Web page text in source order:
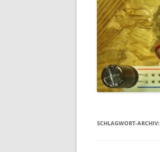
SCHLAGWORT-ARCHIV: